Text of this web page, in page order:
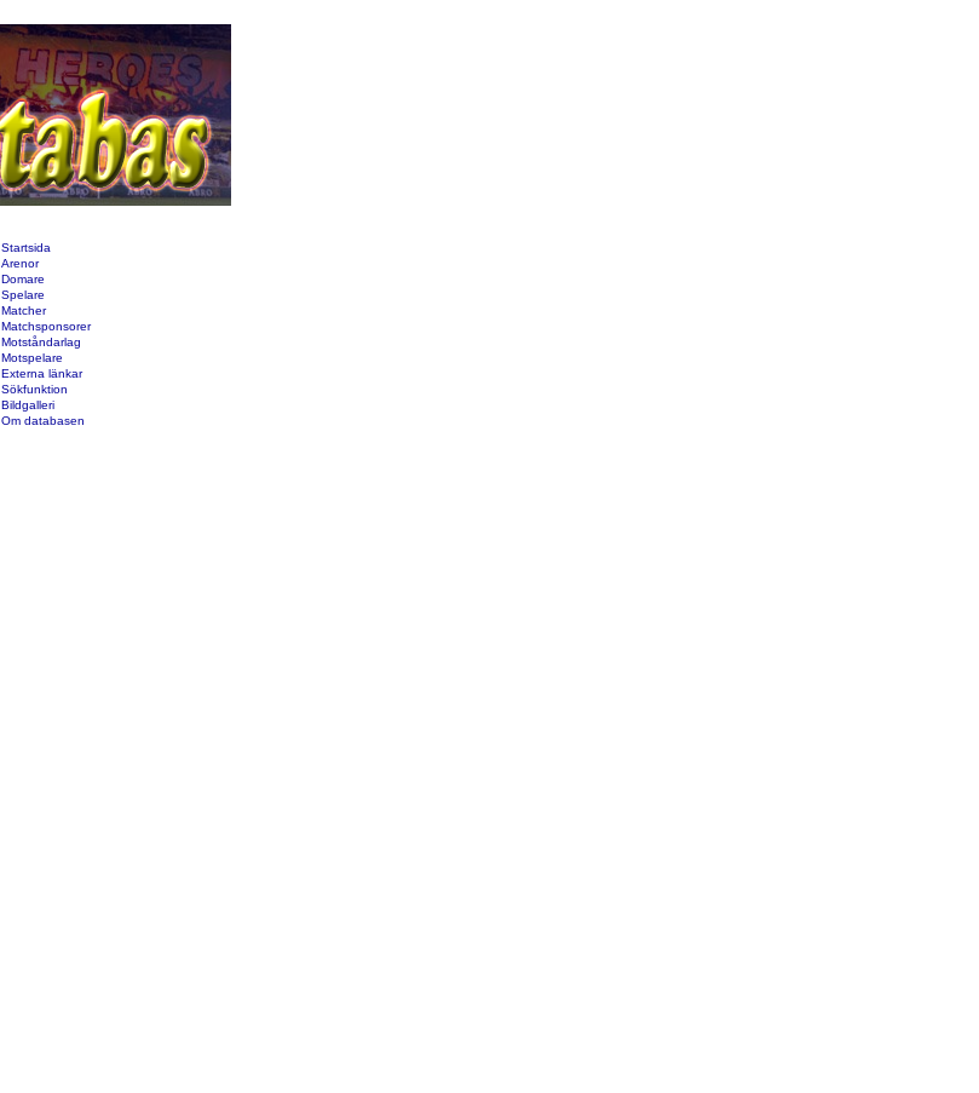
Startsida
Arenor
Domare
Spelare
Matcher
Matchsponsorer
Motståndarlag
Motspelare
Externa länkar
Sökfunktion
Bildgalleri
Om databasen